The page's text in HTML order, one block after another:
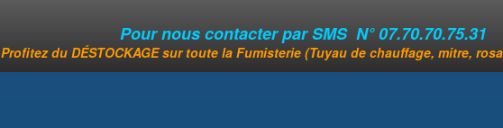
Pour nous contacter par SMS N° 07.70.70.75.31
Profitez du DÉSTOCKAGE sur toute la Fumisterie (Tuyau de chauffage, mitre,